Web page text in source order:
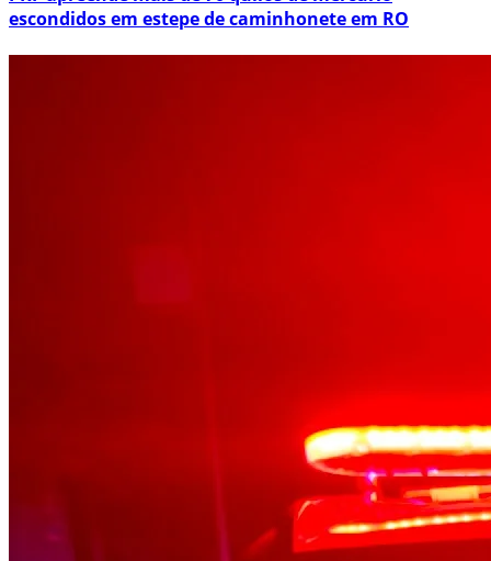
escondidos em estepe de caminhonete em RO